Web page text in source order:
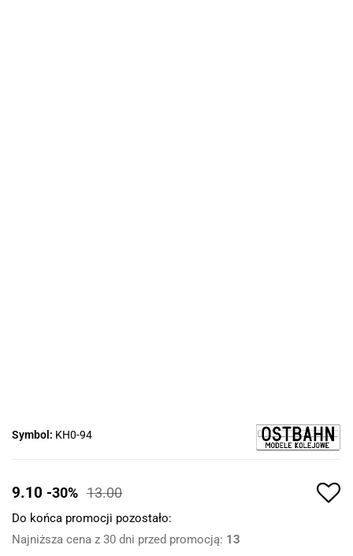
Symbol: KH0-94
9.10 -30% 13.00
Do końca promocji pozostało:
Najniższa cena z 30 dni przed promocją: 13